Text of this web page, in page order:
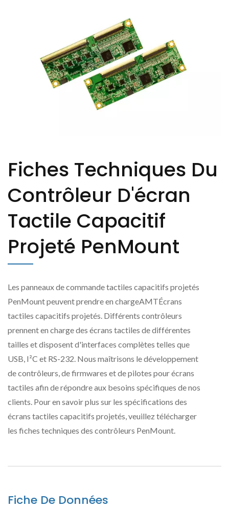
Fiches Techniques Du
Contrôleur D'écran
Tactile Capacitif
Projeté PenMount
Les panneaux de commande tactiles capacitifs projetés
PenMount peuvent prendre en chargeAMTÉcrans
tactiles capacitifs projetés. Différents contrôleurs
prennent en charge des écrans tactiles de différentes
tailles et disposent d'interfaces complètes telles que
USB, I²C et RS-232. Nous maîtrisons le développement
de contrôleurs, de firmwares et de pilotes pour écrans
tactiles afin de répondre aux besoins spécifiques de nos
clients. Pour en savoir plus sur les spécifications des
écrans tactiles capacitifs projetés, veuillez télécharger
les fiches techniques des contrôleurs PenMount.
Fiche De Données